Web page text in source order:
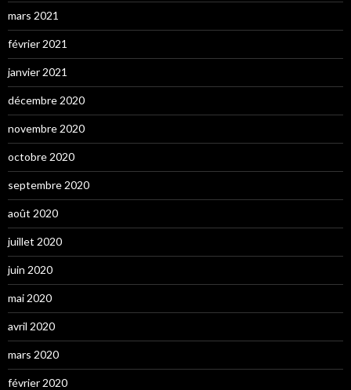
mars 2021
février 2021
janvier 2021
décembre 2020
novembre 2020
octobre 2020
septembre 2020
août 2020
juillet 2020
juin 2020
mai 2020
avril 2020
mars 2020
février 2020